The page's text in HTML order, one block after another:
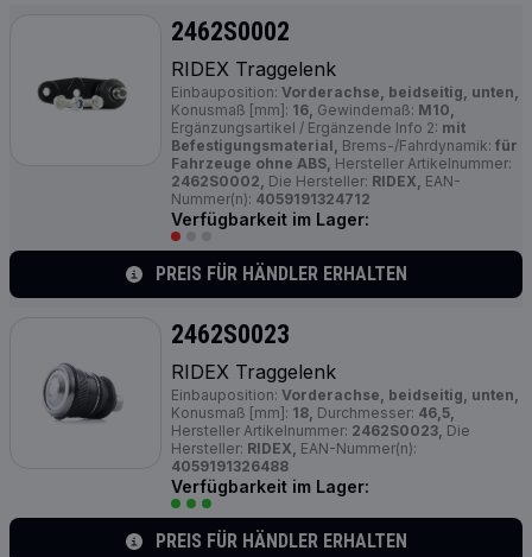
2462S0002
RIDEX Traggelenk
Einbauposition: Vorderachse, beidseitig, unten,
Konusmaß [mm]: 16, Gewindemaß: M10,
Ergänzungsartikel / Ergänzende Info 2: mit
Befestigungsmaterial, Brems-/Fahrdynamik: für
Fahrzeuge ohne ABS, Hersteller Artikelnummer:
2462S0002, Die Hersteller: RIDEX, EAN-
Nummer(n): 4059191324712
Verfügbarkeit im Lager:
PREIS FÜR HÄNDLER ERHALTEN
2462S0023
RIDEX Traggelenk
Einbauposition: Vorderachse, beidseitig, unten,
Konusmaß [mm]: 18, Durchmesser: 46,5,
Hersteller Artikelnummer: 2462S0023, Die
Hersteller: RIDEX, EAN-Nummer(n):
4059191326488
Verfügbarkeit im Lager:
PREIS FÜR HÄNDLER ERHALTEN